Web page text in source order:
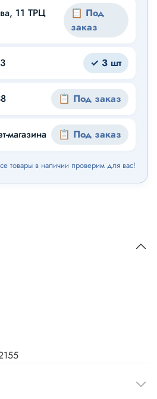
11 ТРЦ
📋 Под
заказ
✓ 3 шт
📋 Под заказ
магазина 📋 Под заказ
в наличии проверим для вас!